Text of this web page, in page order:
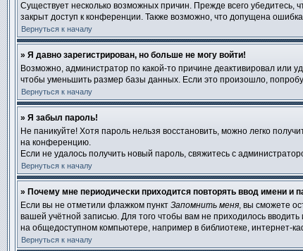
Существует несколько возможных причин. Прежде всего
закрыт доступ к конференции. Также возможно, что допущена
Вернуться к началу
» Я давно зарегистрирован, но больше не могу войти!
Возможно, администратор по какой-то причине деактивировал или
чтобы уменьшить размер базы данных. Если это произошло,
Вернуться к началу
» Я забыл пароль!
Не паникуйте! Хотя пароль нельзя восстановить, можно легко
на конференцию.
Если не удалось получить новый пароль, свяжитесь с
Вернуться к началу
» Почему мне периодически приходится повторять ввод имени и
Если вы не отметили флажком пункт Запомнить меня, вы сможете
вашей учётной записью. Для того чтобы вам не приходилось
на общедоступном компьютере, например в библиотеке, интернет-
Вернуться к началу